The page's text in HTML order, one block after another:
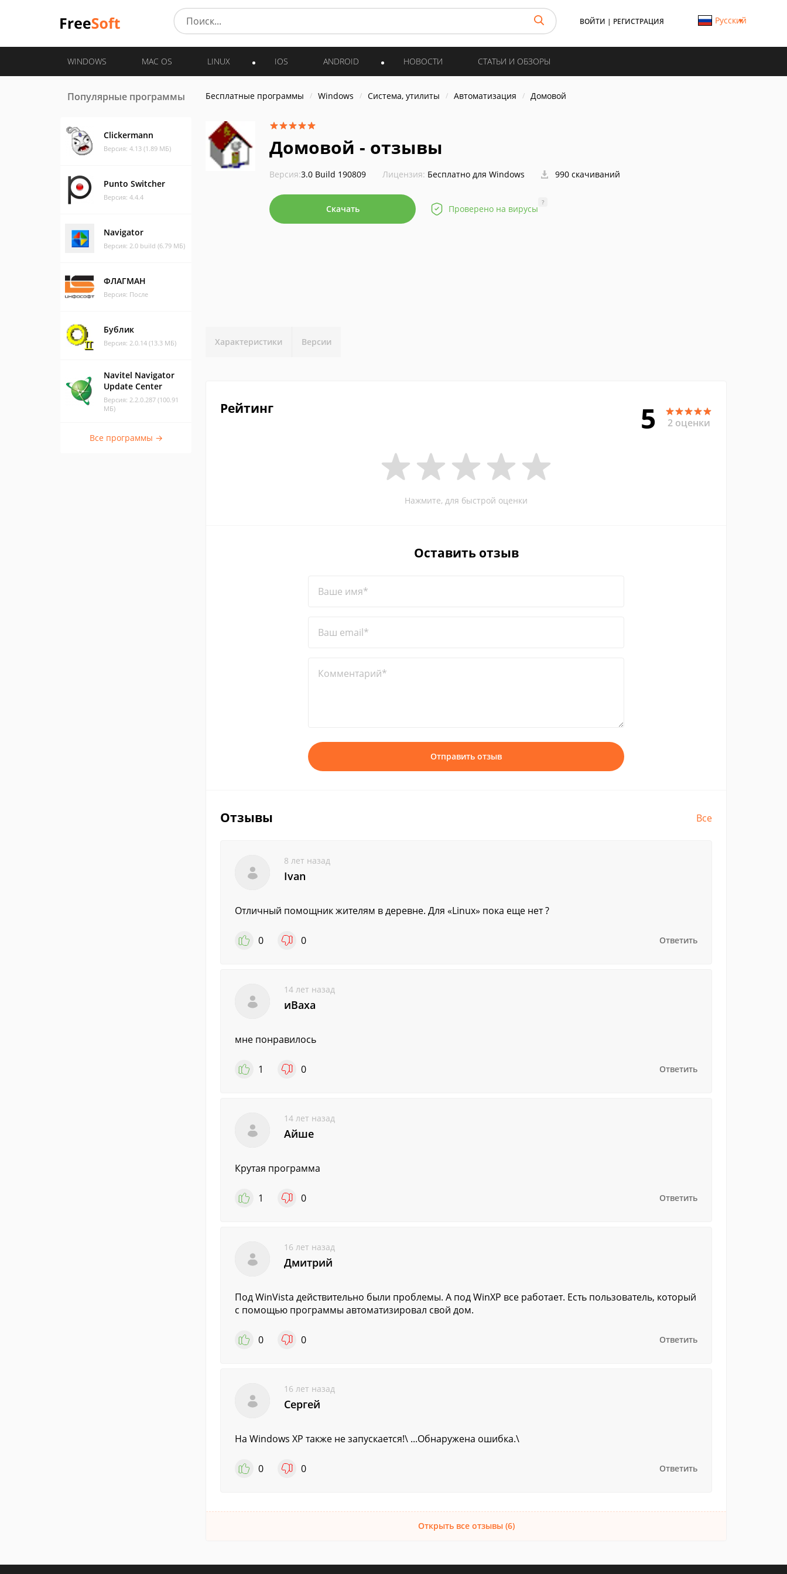
ВОЙТИ | РЕГИСТРАЦИЯ Русский
WINDOWS MAC OS LINUX IOS ANDROID НОВОСТИ СТАТЬИ И ОБЗОРЫ
Популярные программы
Clickermann
Версия: 4.13 (1.89 МБ)
Punto Switcher
Версия: 4.4.4
Navigator
Версия: 2.0 build (6.79 МБ)
ФЛАГМАН
Версия: После
Бублик
Версия: 2.0.14 (13.3 МБ)
Navitel Navigator
Update Center
Версия: 2.2.0.287 (100.91
МБ)
Все программы →
Бесплатные программы Windows Система, утилиты Автоматизация Домовой
Домовой - отзывы
Версия:3.0 Build 190809 Лицензия: Бесплатно для Windows 990 скачиваний
Скачать Проверено на вирусы
?
Характеристики Версии
Рейтинг 5 2 оценки
Нажмите, для быстрой оценки
Оставить отзыв
Ваше имя*
Ваш email*
Комментарий*
Отправить отзыв
Отзывы Все
8 лет назад
Ivan
Отличный помощник жителям в деревне. Для «Linux» пока еще нет ?
0 0 Ответить
14 лет назад
иВаха
мне понравилось
1 0 Ответить
14 лет назад
Айше
Крутая программа
1 0 Ответить
16 лет назад
Дмитрий
Под WinVista действительно были проблемы. А под WinXP все работает. Есть пользователь, который
с помощью программы автоматизировал свой дом.
0 0 Ответить
16 лет назад
Сергей
На Windows XP также не запускается!\ ...Обнаружена ошибка.\
0 0 Ответить
Открыть все отзывы (6)